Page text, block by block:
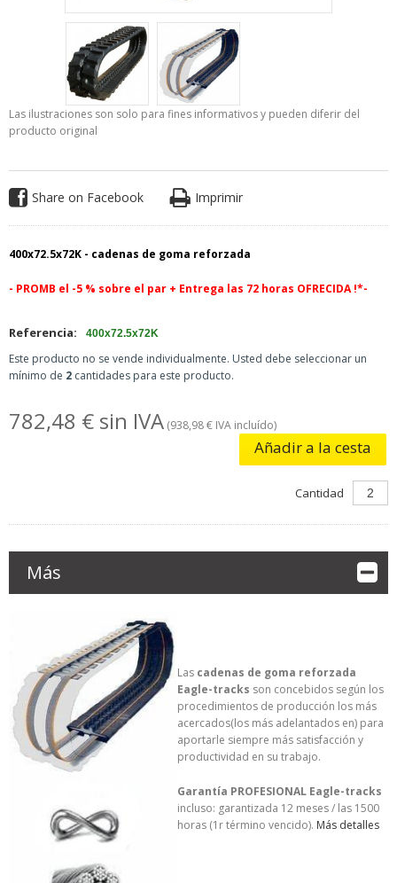
Las ilustraciones son solo para fines informativos y pueden diferir del
producto original
Share on Facebook Imprimir
400x72.5x72K - cadenas de goma reforzada
- PROMB el -5 % sobre el par + Entrega las 72 horas OFRECIDA !*-
Referencia: 400x72.5x72K
Este producto no se vende individualmente. Usted debe seleccionar un
mínimo de 2cantidades para este producto.
782,48 € sin IVA(938,98 € IVA incluído)
Añadir a la cesta
Cantidad
Más
Las cadenas de goma reforzada
Eagle-tracks son concebidos según los
procedimientos de producción los más
acercados(los más adelantados en) para
aportarle siempre más satisfacción y
productividad en su trabajo.
Garantía PROFESIONAL Eagle-tracks
incluso: garantizada 12 meses / las 1500
horas (1r término vencido). Más detalles